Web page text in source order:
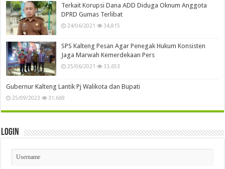
Terkait Korupsi Dana ADD Diduga Oknum Anggota
DPRD Gumas Terlibat
24/06/2021 34,815
SPS Kalteng Pesan Agar Penegak Hukum Konsisten
Jaga Marwah Kemerdekaan Pers
25/06/2021 33,653
Gubernur Kalteng Lantik Pj Walikota dan Bupati
25/09/2023 31,669
Login